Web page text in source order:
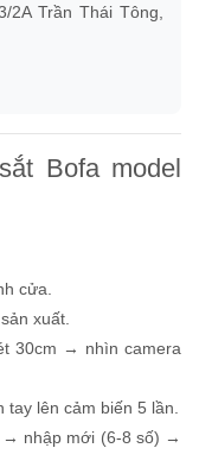
2A Trần Thái Tông,
Bofa model
cửa.
xuất.
30cm → nhìn camera
lên cảm biến 5 lần.
nhập mới (6-8 số) →